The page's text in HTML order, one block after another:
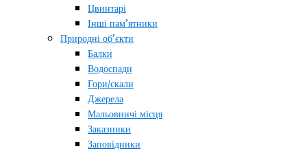
Цвинтарі
Інші пам’ятники
Природні об’єкти
Балки
Водоспади
Гори/скали
Джерела
Мальовничі місця
Заказники
Заповідники